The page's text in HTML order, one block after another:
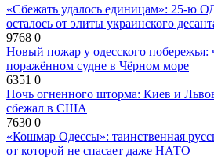
«Сбежать удалось единицам»: 25-ю
осталось от элиты украинского
9768 0
Новый пожар у одесского побережья:
поражённом судне в Чёрном море
6351 0
Ночь огненного шторма: Киев и
сбежал в США
7630 0
«Кошмар Одессы»: таинственная
от которой не спасает даже НАТО